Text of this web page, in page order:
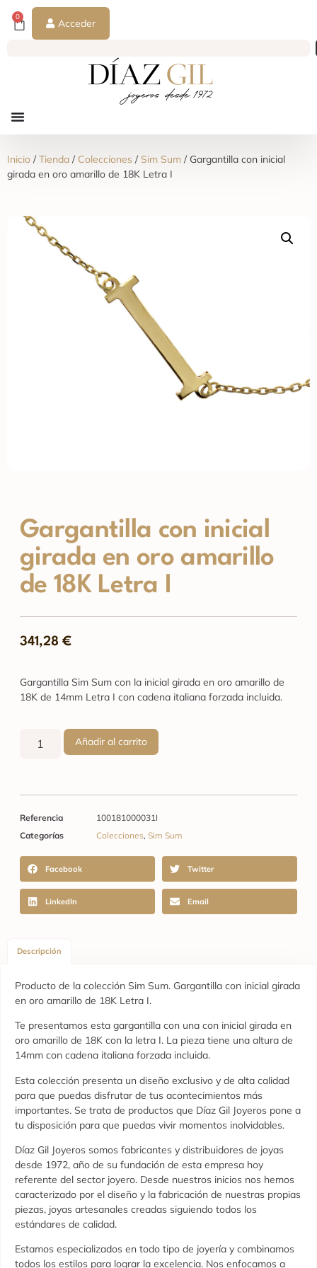
0
Acceder
Inicio /Tienda / Colecciones / Sim Sum / Gargantilla con inicial
girada en oro amarillo de 18K Letra I
Gargantilla con inicial
girada en oro amarillo
de 18K Letra I
341,28 €
Gargantilla Sim Sum con la inicial girada en oro amarillo de
18K de 14mm Letra I con cadena italiana forzada incluida.
Añadir al carrito
Referencia
100181000031I
Categorías
Colecciones, Sim Sum
Facebook Twitter
LinkedIn Email
Descripción
Producto de la colección Sim Sum. Gargantilla con inicial girada
en oro amarillo de 18K Letra I.
Te presentamos esta gargantilla con una con inicial girada en
oro amarillo de 18K con la letra I. La pieza tiene una altura de
14mm con cadena italiana forzada incluida.
Esta colección presenta un diseño exclusivo y de alta calidad
para que puedas disfrutar de tus acontecimientos más
importantes. Se trata de productos que Díaz Gil Joyeros pone a
tu disposición para que puedas vivir momentos inolvidables.
Díaz Gil Joyeros somos fabricantes y distribuidores de joyas
desde 1972, año de su fundación de esta empresa hoy
referente del sector joyero. Desde nuestros inicios nos hemos
caracterizado por el diseño y la fabricación de nuestras propias
piezas, joyas artesanales creadas siguiendo todos los
estándares de calidad.
Estamos especializados en todo tipo de joyería y combinamos
todos los estilos para lograr la excelencia. Nos enfocamos a